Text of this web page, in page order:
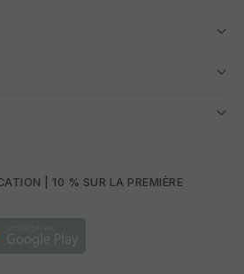
| 10 % SUR LA PREMIÈRE